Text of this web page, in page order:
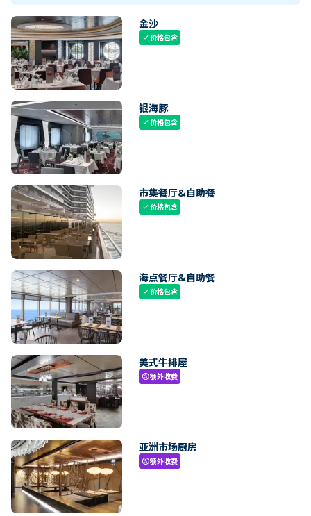
金沙
check价格包含
银海豚
check价格包含
市集餐厅&自助餐
check价格包含
海点餐厅&自助餐
check价格包含
美式牛排屋
paid额外收费
亚洲市场厨房
paid额外收费